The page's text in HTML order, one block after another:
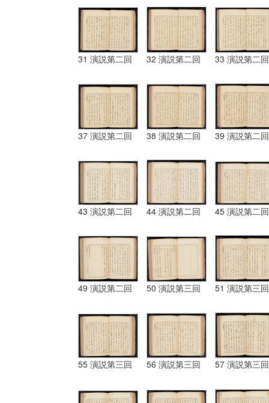
31 演説第二回 32 演説第二回 33 演説第二回
37 演説第二回 38 演説第二回 39 演説第二回
43 演説第二回 44 演説第二回 45 演説第二回
49 演説第二回 50 演説第三回 51 演説第三回
55 演説第三回 56 演説第三回 57 演説第三回